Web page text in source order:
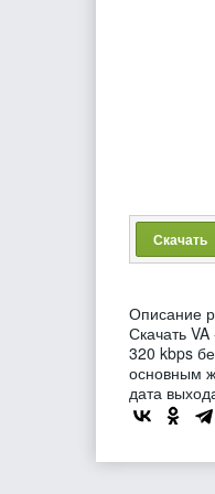
Скачать
Описание
Скачать
320 kbps
основным
дата